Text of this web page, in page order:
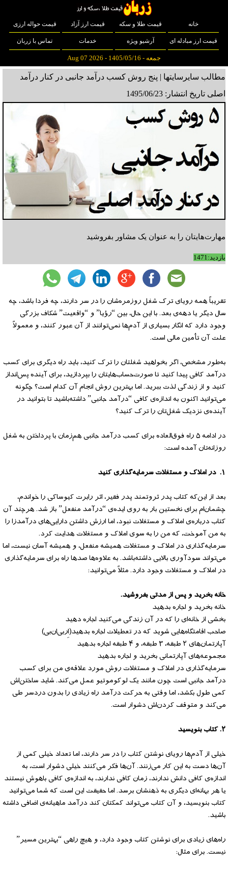
خانه قیمت طلا و سکه قیمت ارز آزاد قیمت حواله ارزی
قیمت ارز مبادله ای آرشیو ویژه خدمات تماس با زربان
جمعه - 1405/05/16 - Aug 07 2026
مطالب سایرسایتها | پنج روش کسب درآمد جانبی در کنار درآمد
اصلی تاریخ انتشار: 1495/06/23
مهارت‌هایتان را به عنوان یک مشاور بفروشید
بازدید:1471
تقریباً همه رویای ترک شغل روزمره‌شان را در سر دارند، چه فردا باشد، چه
سال دیگر یا دهه‌ی بعد. با این حال، بین “رؤیا” و “واقعیت” شکاف بزرگی
وجود دارد که انگار بسیاری از آدم‌ها نمی‌توانند از آن عبور کنند، و معمولاً
علت آن تأمین مالی است.
به‌طور مشخص، اگر بخواهید شغلتان را ترک کنید، باید راه دیگری برای کسب
درآمد کافی پیدا کنید تا صورت‌حساب‌هایتان را بپردازید، برای آینده پس‌انداز
کنید و از زندگی لذت ببرید. اما بهترین روش انجام آن کدام است؟ چگونه
می‌توانید اکنون به اندازه‌ی کافی “درآمد جانبی” داشته‌باشید تا بتوانید در
آینده‌ی نزدیک شغل‌تان را ترک کنید؟
در ادامه ۵ راه فوق‌العاده برای کسب درآمد جانبی هم‌زمان با پرداختن به شغل
روزانه‌تان آمده است:
۱. در املاک و مستغلات سرمایه‌گذاری کنید
بعد از این‌که کتاب پدر ثروتمند پدر فقیر، اثر رابرت کیوساکی را خواندم،
چشمان‌ام برای نخستین بار به روی ایده‌ی “درآمد منفعل” باز شد. هرچند آن
کتاب درباره‌ی املاک و مستغلات نبود، اما ارزش داشتن دارایی‌های درآمدزا را
به من آموخت، که من را به سوی املاک و مستغلات هدایت کرد.
سرمایه‌گذاری در املاک و مستغلات همیشه منفعل، و همیشه آسان نیست، اما
می‌تواند سودآوری بالایی داشته‌باشد. به علاوه‌ها صدها راه برای سرمایه‌گذاری
در املاک و مستغلات وجود دارد. مثلاً می‌توانید:
خانه بخرید و پس از مدتی بفروشید.
خانه بخرید و اجاره بدهید
بخشی از خانه‌ای را که در آن زندگی می‌کنید اجاره دهید
صاحب اقامتگاه‌هایی شوید که در تعطیلات اجاره بدهید(اِربی‌ان‌بی)
آپارتمان‌های ۲ طبقه، ۳ طبقه، و ۴ طبقه اجاره بدهید
مجموعه‌های آپارتمانی بخرید و اجاره بدهید
سرمایه‌گذاری در املاک و مستغلات روش مورد علاقه‌ی من برای کسب
درآمد جانبی است چون مانند یک لوکوموتیو عمل می‌کند. شاید ساختن‌اش
کمی طول بکشد، اما وقتی به حرکت درآمد راه زیادی را بدون دردسر طی
می‌کند و متوقف کردن‌اش دشوار است.
۲. کتاب بنویسید
خیلی از آدم‌ها رویای نوشتن کتاب را در سر دارند، اما تعداد خیلی کمی از
آن‌ها دست به این کار می‌زنند. آن‌ها فکر می‌کنند خیلی دشوار است، به
اندازه‌ی کافی دانش ندارند، زمان کافی ندارند، به اندازه‌ی کافی باهوش نیستند
یا هر بهانه‌ای دیگری به ذهنشان برسد. اما حقیقت این است که شما می‌توانید
‌کتاب بنویسید، و آن کتاب می‌تواند کمکتان کند درآمد ماهیانه‌ی اضافی داشته
باشید.
راه‌های زیادی برای نوشتن کتاب وجود دارد، و هیچ راهی “بهترین مسیر”
نیست. برای مثال: